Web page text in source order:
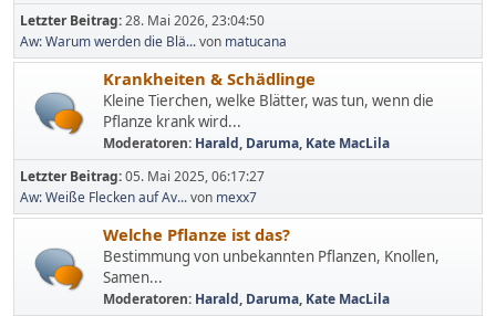
Letzter Beitrag:28. Mai 2026, 23:04:50
Aw: Warum werden die Blä...von matucana
Krankheiten & Schädlinge
Kleine Tierchen, welke Blätter, was tun, wenn die
Pflanze krank wird...
Moderatoren: Harald, Daruma, Kate MacLila
Letzter Beitrag:05. Mai 2025, 06:17:27
Aw: Weiße Flecken auf Av...von mexx7
Welche Pflanze ist das?
Bestimmung von unbekannten Pflanzen, Knollen,
Samen...
Moderatoren: Harald, Daruma, Kate MacLila